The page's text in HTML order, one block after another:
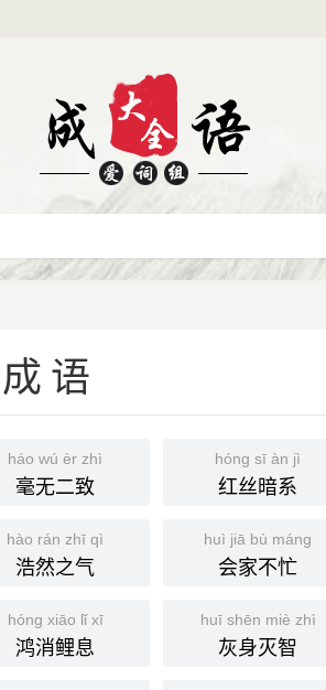
语
háo wú èr zhì
毫无二致
hóng sī àn jì
红丝暗系
hào rán zhī qì
浩然之气
huì jiā bù máng
会家不忙
hóng xiāo lǐ xī
鸿消鲤息
huī shēn miè zhì
灰身灭智